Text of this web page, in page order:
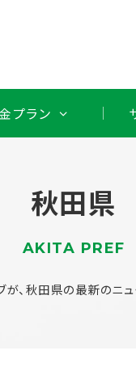
プラン
秋田県
AKITA PREF
、秋田県の最新のニュ